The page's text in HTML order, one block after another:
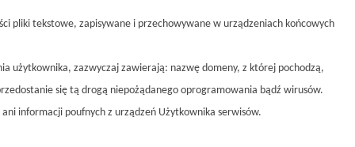
pliki tekstowe, zapisywane i przechowywane w urządzeniach końcowych
użytkownika, zazwyczaj zawierają: nazwę domeny, z której pochodzą,
się tą drogą niepożądanego oprogramowania bądź wirusów.
informacji poufnych z urządzeń Użytkownika serwisów.